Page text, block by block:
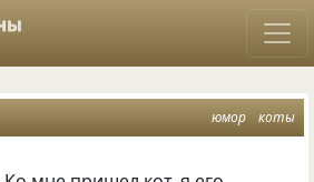
юмор коты